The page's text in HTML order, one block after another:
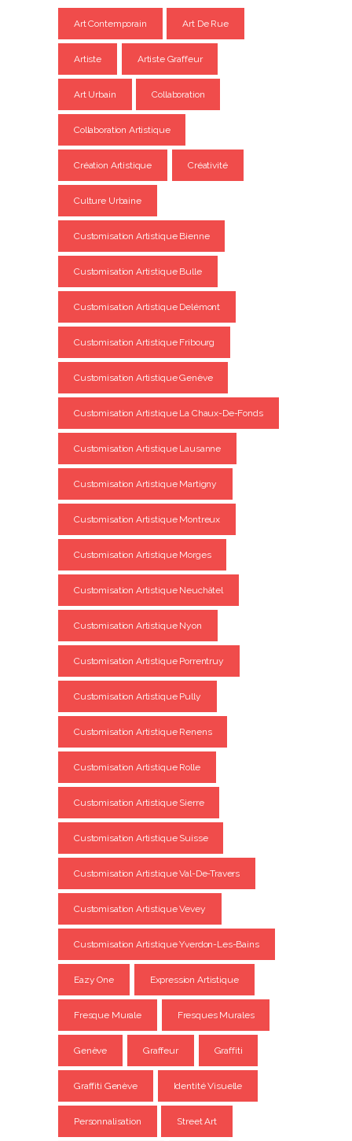
Art Contemporain Art De Rue
Artiste Artiste Graffeur
Art Urbain Collaboration
Collaboration Artistique
Création Artistique Créativité
Culture Urbaine
Customisation Artistique Bienne
Customisation Artistique Bulle
Customisation Artistique Delémont
Customisation Artistique Fribourg
Customisation Artistique Genève
Customisation Artistique La Chaux-De-Fonds
Customisation Artistique Lausanne
Customisation Artistique Martigny
Customisation Artistique Montreux
Customisation Artistique Morges
Customisation Artistique Neuchâtel
Customisation Artistique Nyon
Customisation Artistique Porrentruy
Customisation Artistique Pully
Customisation Artistique Renens
Customisation Artistique Rolle
Customisation Artistique Sierre
Customisation Artistique Suisse
Customisation Artistique Val-De-Travers
Customisation Artistique Vevey
Customisation Artistique Yverdon-Les-Bains
Eazy One Expression Artistique
Fresque Murale Fresques Murales
Genève Graffeur Graffiti
Graffiti Genève Identité Visuelle
Personnalisation Street Art